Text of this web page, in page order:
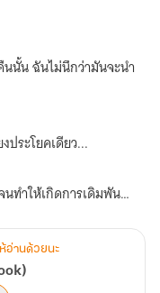
นั้น ฉันไม่นึกว่ามันจะนำ
ประโยคเดียว...
ทำให้เกิดการเดิมพัน
เธอเปลี่ยนแปลงไปตลอด
อ่านด้วยนะ